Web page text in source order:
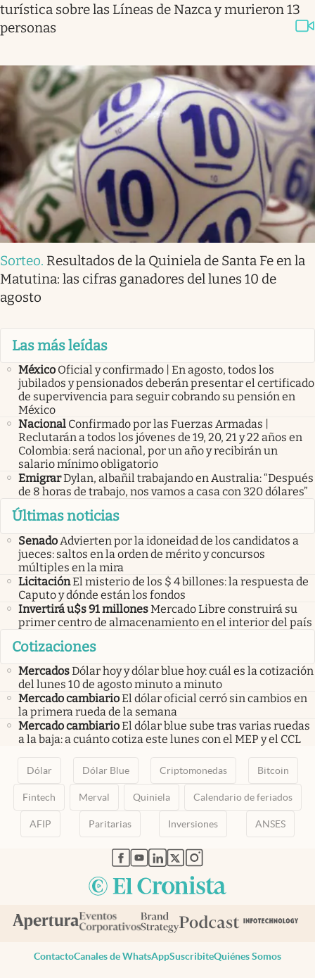
turística sobre las Líneas de Nazca y murieron 13
personas
Sorteo. Resultados de la Quiniela de Santa Fe en la
Matutina: las cifras ganadores del lunes 10 de
agosto
Las más leídas
México Oficial y confirmado | En agosto, todos los
jubilados y pensionados deberán presentar el certificado
de supervivencia para seguir cobrando su pensión en
México
Nacional Confirmado por las Fuerzas Armadas |
Reclutarán a todos los jóvenes de 19, 20, 21 y 22 años en
Colombia: será nacional, por un año y recibirán un
salario mínimo obligatorio
EmigrarDylan, albañil trabajando en Australia: “Después
de 8 horas de trabajo, nos vamos a casa con 320 dólares”
Últimas noticias
Senado Advierten por la idoneidad de los candidatos a
jueces: saltos en la orden de mérito y concursos
múltiples en la mira
LicitaciónEl misterio de los $ 4 billones: la respuesta de
Caputo y dónde están los fondos
Invertirá u$s 91 millonesMercado Libre construirá su
primer centro de almacenamiento en el interior del país
Cotizaciones
MercadosDólar hoy y dólar blue hoy: cuál es la cotización
del lunes 10 de agosto minuto a minuto
Mercado cambiarioEl dólar oficial cerró sin cambios en
la primera rueda de la semana
Mercado cambiarioEl dólar blue sube tras varias ruedas
a la baja: a cuánto cotiza este lunes con el MEP y el CCL
Dólar Dólar Blue Criptomonedas Bitcoin
Fintech Merval Quiniela Calendario de feriados
AFIP Paritarias Inversiones ANSES
abre en nueva pestaña
abre en nueva pestaña
abre en nueva pestaña
abre en nueva pestaña
abre en nueva pestaña
ContactoCanales de WhatsAppSuscribiteQuiénes Somos